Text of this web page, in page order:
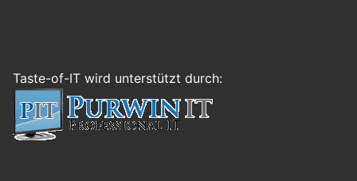
Taste-of-IT wird unterstützt durch: